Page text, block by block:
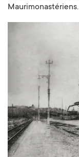
Maurimonastériens.